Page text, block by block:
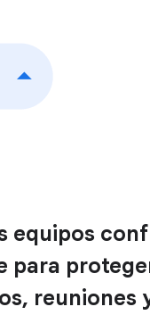
equipos
para
reuniones